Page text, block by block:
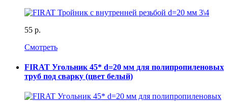
55 р.
Смотреть
FIRAT Угольник 45* d=20 мм для полипропиленовых
труб под сварку (цвет белый)